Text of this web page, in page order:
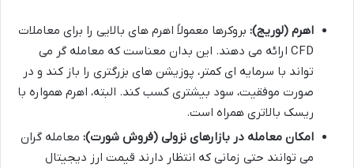
اهرم (لوریج): بروکرها معمولاً اهرم های بالایی را برای معاملات
CFD ارائه می دهند. این بدان معناست که معامله گر می
تواند با سرمایه ای کمتر، پوزیشن های بزرگتری را باز کند و در
صورت موفقیت، سود بیشتری کسب کند. البته، اهرم همواره با
ریسک بالاتری همراه است.
امکان معامله در بازارهای نزولی (فروش شورت): معامله گران
می توانند حتی زمانی که انتظار دارند قیمت ارز دیجیتال